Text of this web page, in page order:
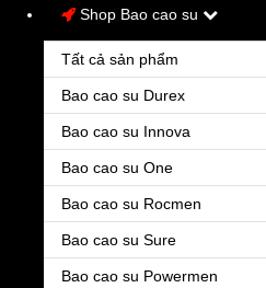
Shop Bao cao su
Tất cả sản phẩm
Bao cao su Durex
Bao cao su Innova
Bao cao su One
Bao cao su Rocmen
Bao cao su Sure
Bao cao su Powermen
Ðiều trị cơn chóng mặt.
TAnganil 500mg
141.000đ
Tanganil 500 mg là thuốc có khả năng làm